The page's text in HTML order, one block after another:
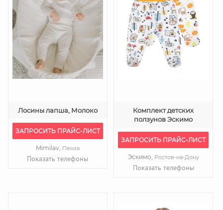
Лосины лапша, Молоко
ЗАПРОСИТЬ ПРАЙС-ЛИСТ
Mimilav, Пенза
Показать телефоны
Комплект детских
ползунов Эскимо
ЗАПРОСИТЬ ПРАЙС-ЛИСТ
Эскимо, Ростов-на-Дону
Показать телефоны